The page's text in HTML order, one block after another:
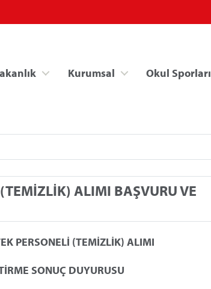
Kurumsal Okul Sporları
ALIMI BAŞVURU VE
PERSONELİ (TEMİZLİK) ALIMI
SONUÇ DUYURUSU